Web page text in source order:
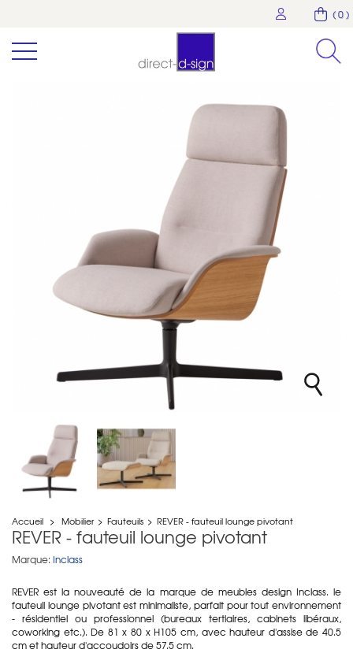
( 0 )
Accueil > Mobilier > Fauteuils > REVER - fauteuil lounge pivotant
REVER - fauteuil lounge pivotant
Marque: Inclass
REVER est la nouveauté de la marque de meubles design Inclass. le
fauteuil lounge pivotant est minimaliste, parfait pour tout environnement
- résidentiel ou professionnel (bureaux tertiaires, cabinets libéraux,
coworking etc.). De 81 x 80 x H105 cm, avec hauteur d'assise de 40.5
cm et hauteur d'accoudoirs de 57.5 cm.